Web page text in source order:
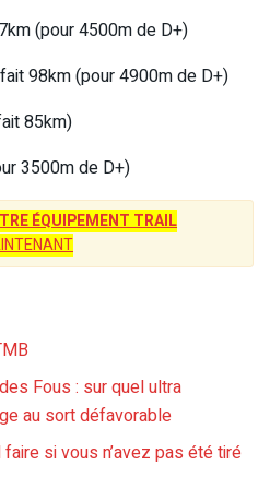
(pour 4500m de D+)
98km (pour 4900m de D+)
85km)
3500m de D+)
ÉQUIPEMENT TRAIL
Fous : sur quel ultra
au sort défavorable
si vous n’avez pas été tiré